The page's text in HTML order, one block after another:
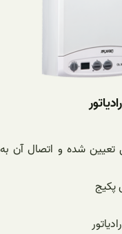
تعیین شده و اتصال آن به
پکیج